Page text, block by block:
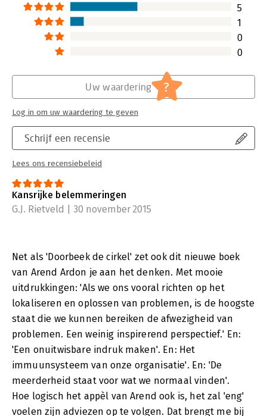
organisatie zelf…
Lees verder
5
1
0
0
Schrijf een recensie
Lees ons recensiebeleid
Uw waardering ?
Log in om uw waardering te geven
Kansrijke belemmeringen
G.J. Rietveld | 30 november 2015
Net als 'Doorbeek de cirkel' zet ook dit nieuwe boek
van Arend Ardon je aan het denken. Met mooie
uitdrukkingen: 'Als we ons vooral richten op het
lokaliseren en oplossen van problemen, is de hoogste
staat die we kunnen bereiken de afwezigheid van
problemen. Een weinig inspirerend perspectief.' En:
'Een onuitwisbare indruk maken'. En: Het
immuunsysteem van onze organisatie'. En: 'De
meerderheid staat voor wat we normaal vinden'.
Hoe logisch het appèl van Arend ook is, het zal 'eng'
voelen zijn adviezen op te volgen. Dat brengt me bij